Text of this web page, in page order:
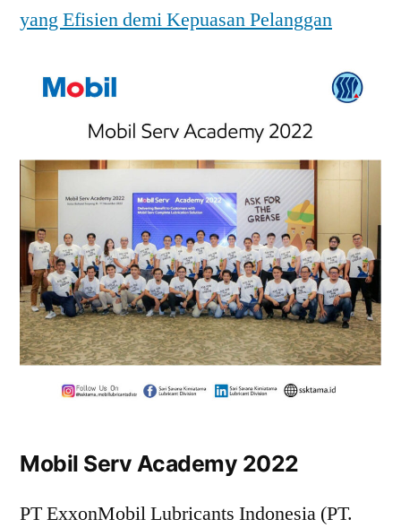
yang Efisien demi Kepuasan Pelanggan
Mobil Serv Academy 2022
PT ExxonMobil Lubricants Indonesia (PT.